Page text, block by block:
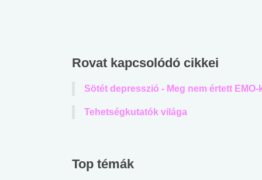
Rovat kapcsolódó cikkei
Sötét depresszió - Meg nem értett EMO-
Tehetségkutatók világa
Top témák